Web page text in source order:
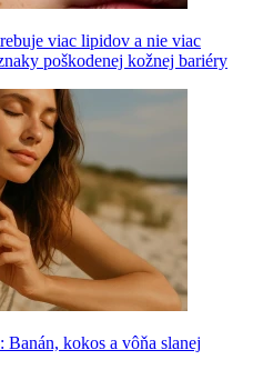
viac lipidov a nie viac
poškodenej kožnej bariéry
kokos a vôňa slanej